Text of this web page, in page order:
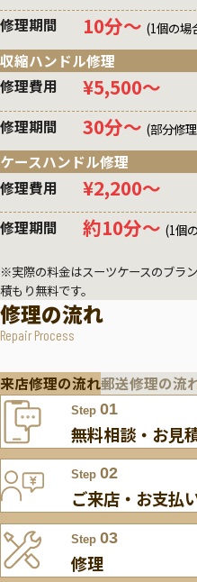
修理期間 10分〜 (1個の場
収縮ハンドル修理
修理費用
¥5,500〜
修理期間 30分〜 (部分修
ケースハンドル修理
修理費用
¥2,200〜
修理期間 約10分〜 (1個
※実際の料金はスーツケースのブラ
積もり無料です。
修理の流れ
Repair Process
来店修理の流れ郵送修理の流
Step 01
無料相談・お見
Step 02
ご来店・お支払
Step 03
修理